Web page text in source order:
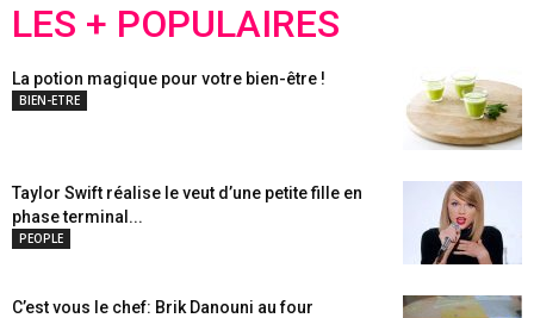
LES + POPULAIRES
La potion magique pour votre bien-être !
BIEN-ETRE
Taylor Swift réalise le veut d’une petite fille en
phase terminal...
PEOPLE
C’est vous le chef: Brik Danouni au four